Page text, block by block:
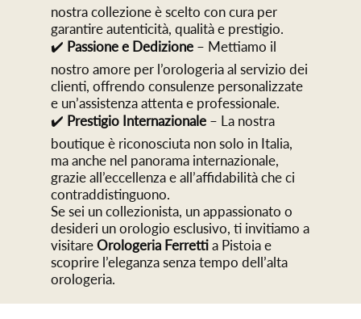
nostra collezione è scelto con cura per
garantire autenticità, qualità e prestigio.
✔️ Passione e Dedizione– Mettiamo il
nostro amore per l’orologeria al servizio dei
clienti, offrendo consulenze personalizzate
e un’assistenza attenta e professionale.
✔️ Prestigio Internazionale– La nostra
boutique è riconosciuta non solo in Italia,
ma anche nel panorama internazionale,
grazie all’eccellenza e all’affidabilità che ci
contraddistinguono.
Se sei un collezionista, un appassionato o
desideri un orologio esclusivo, ti invitiamo a
visitareOrologeria Ferrettia Pistoia e
scoprire l’eleganza senza tempo dell’alta
orologeria.